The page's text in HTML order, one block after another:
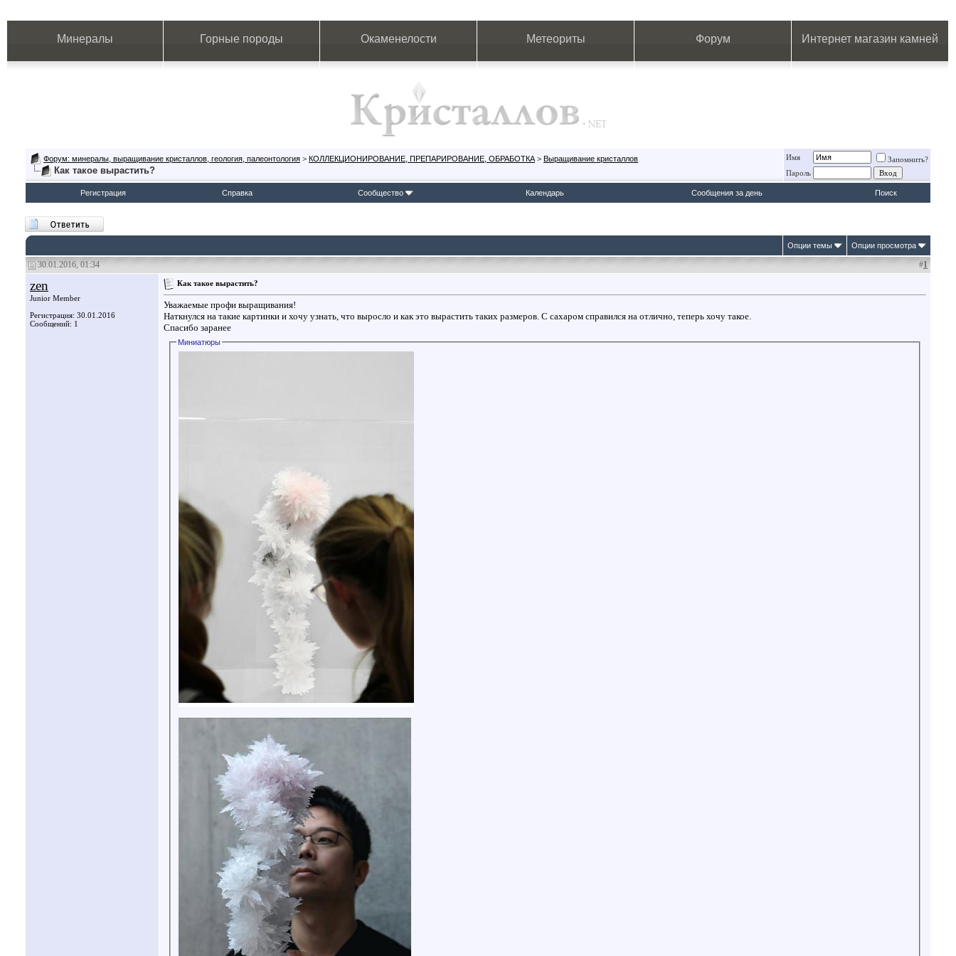
Минералы Горные породы Окаменелости Метеориты Форум Интернет магазин камней
Форум: минералы, выращивание кристаллов, геология, палеонтология > КОЛЛЕКЦИОНИРОВАНИЕ, ПРЕПАРИРОВАНИЕ, ОБРАБОТКА > Выращивание кристаллов
Как такое вырастить?
Имя
Запомнить?
Пароль
Регистрация Справка Сообщество Календарь Сообщения за день Поиск
Опции темы Опции просмотра
30.01.2016, 01:34 #1
zen
Junior Member
Регистрация: 30.01.2016
Сообщений: 1
Как такое вырастить?
Уважаемые профи выращивания!
Наткнулся на такие картинки и хочу узнать, что выросло и как это вырастить таких размеров. С сахаром справился на отлично, теперь хочу такое.
Спасибо заранее
Миниатюры